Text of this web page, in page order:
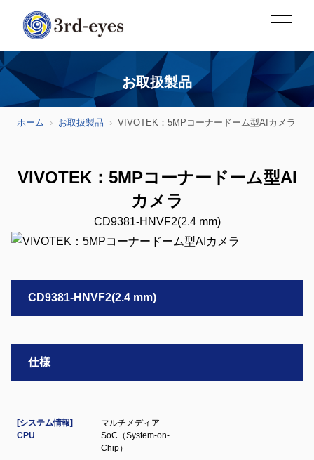
お取扱製品
ホーム お取扱製品 VIVOTEK：5MPコーナードーム型AIカメラ
VIVOTEK：5MPコーナードーム型AI
カメラ
CD9381-HNVF2(2.4 mm)
CD9381-HNVF2(2.4 mm)
仕様
[システム情報]
CPU
マルチメディア
SoC（System-on-
Chip）